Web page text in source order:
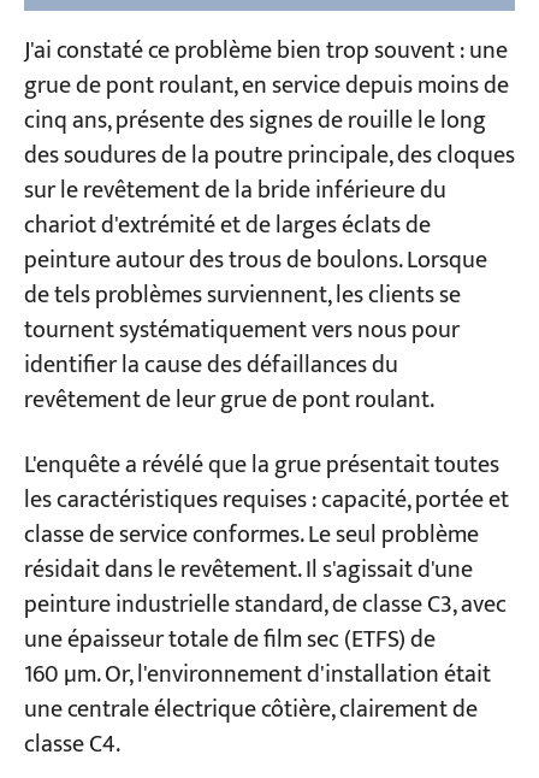
Projets
Blogs
Nouvelles
Demandes
À propos de nous
Contactez-nous
roulant, renseignez-vous sur les contraintes
auxquelles votre pont roulant est exposé.
Préparation de surface — La durée de vie du
revêtement dépend de ceci (60%).
Comment choisir le grade de sablage ?
Quelle est la profondeur de rugosité
optimale ?
Comparatif des revêtements : Comment
choisir un revêtement conforme à la norme
ISO 12944 pour les environnements de classe
C3 à C5-M pour votre pont roulant
C3 Environnement (Industrie générale) – La
norme pour la plupart des ponts roulants
d'intérieur
Environnement C5 (Corrosion extrême) –
Chimique, en mer, côtier tropical
Conditions de travail particulières :
J'ai constaté ce problème bien trop souvent : une
grue de pont roulant, en service depuis moins de
cinq ans, présente des signes de rouille le long
des soudures de la poutre principale, des cloques
sur le revêtement de la bride inférieure du
chariot d'extrémité et de larges éclats de
peinture autour des trous de boulons. Lorsque
de tels problèmes surviennent, les clients se
tournent systématiquement vers nous pour
identifier la cause des défaillances du
revêtement de leur grue de pont roulant.
L'enquête a révélé que la grue présentait toutes
les caractéristiques requises : capacité, portée et
classe de service conformes. Le seul problème
résidait dans le revêtement. Il s'agissait d'une
peinture industrielle standard, de classe C3, avec
une épaisseur totale de film sec (ETFS) de
160 µm. Or, l'environnement d'installation était
une centrale électrique côtière, clairement de
classe C4.